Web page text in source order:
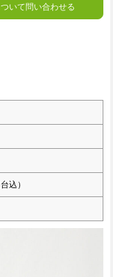
いて問い合わせる
込）